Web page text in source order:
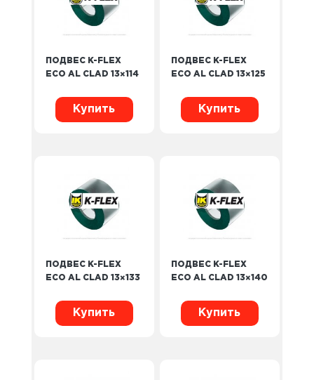
ПОДВЕС K-FLEX
ECO AL CLAD 13×114
Купить
ПОДВЕС K-FLEX
ECO AL CLAD 13×125
Купить
ПОДВЕС K-FLEX
ECO AL CLAD 13×133
Купить
ПОДВЕС K-FLEX
ECO AL CLAD 13×140
Купить